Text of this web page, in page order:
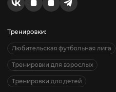
Тренировки:
Любительская футбольная лига
Тренировки для взрослых
Тренировки для детей